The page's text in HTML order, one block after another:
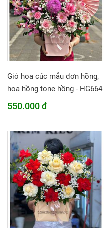
Giỏ hoa cúc mẫu đơn hồng,
hoa hồng tone hồng - HG664
550.000 đ